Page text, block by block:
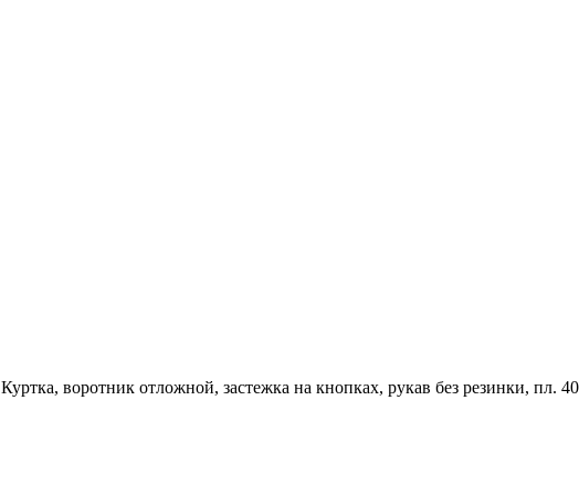
Куртка, воротник отложной, застежка на кнопках, рукав без резинки, пл.